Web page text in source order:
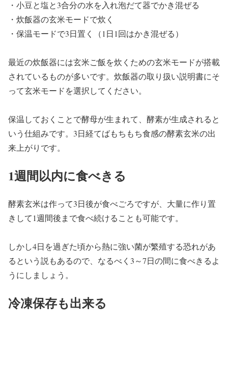
・小豆と塩と3合分の水を入れ泡だて器でかき混ぜる
・炊飯器の玄米モードで炊く
・保温モードで3日置く（1日1回はかき混ぜる）
最近の炊飯器には玄米ご飯を炊くための玄米モードが搭載
されているものが多いです。炊飯器の取り扱い説明書にそ
って玄米モードを選択してください。
保温しておくことで酵母が生まれて、酵素が生成されると
いう仕組みです。3日経てばもちもち食感の酵素玄米の出
来上がりです。
1週間以内に食べきる
酵素玄米は作って3日後が食べごろですが、大量に作り置
きして1週間後まで食べ続けることも可能です。
しかし4日を過ぎた頃から熱に強い菌が繁殖する恐れがあ
るという説もあるので、なるべく3～7日の間に食べきるよ
うにしましょう。
冷凍保存も出来る